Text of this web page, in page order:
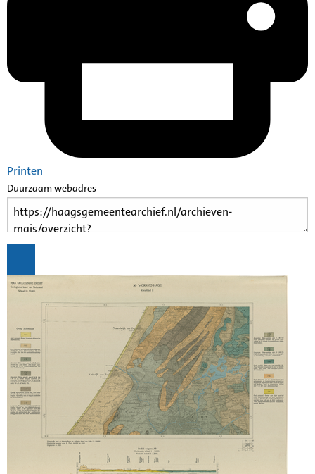
Printen
Duurzaam webadres